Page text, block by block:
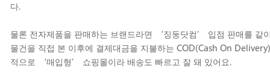
다.
물론 전자제품을 판매하는 브랜드라면 ‘징둥닷컴’ 입점 판매를 같
물건을 직접 본 이후에 결제대금을 지불하는 COD(Cash On
적으로 ‘매입형’ 쇼핑몰이라 배송도 빠르고 잘 돼 있어요.